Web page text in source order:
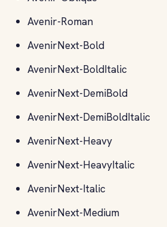
Avenir-Roman
AvenirNext-Bold
AvenirNext-BoldItalic
AvenirNext-DemiBold
AvenirNext-DemiBoldItalic
AvenirNext-Heavy
AvenirNext-HeavyItalic
AvenirNext-Italic
AvenirNext-Medium